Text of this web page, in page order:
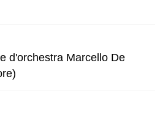
d'orchestra Marcello De